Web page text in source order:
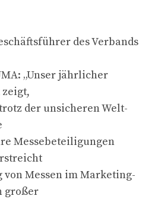
des Verbands
„Unser jährlicher
der unsicheren Welt-
Messebeteiligungen
von Messen im Marketing-
großer